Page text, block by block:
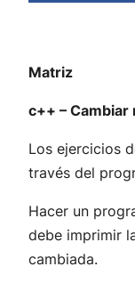
Matriz
c++ – Cambiar
Los ejercicios
través del
Hacer un
debe imprimir
cambiada.